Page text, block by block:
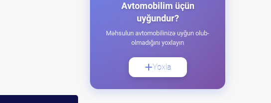
Avtomobilim üçün
uyğundur?
Məhsulun avtomobilinizə uyğun olub-
olmadığını yoxlayın
Yoxla